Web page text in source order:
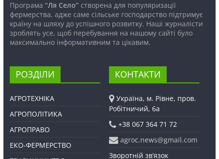
Програма “Ля Село”створена для популяризації
фермерства, адже саме сільське господарство підтримує
країну на шляху до успішного розвитку. Наші журналісти
зроблять усе, щоб перебування на нашому сайті було
максимально інформативним та цікавим.
РОЗДІЛИ
АГРОТЕХНІКА
АГРОПОЛІТИКА
АГРОПРАВО
ЕКО-ФЕРМЕРСТВО
КОНТАКТИ
Україна, м. Рівне, пров.
Робітничий, 6а
+38 067 364 71 72
agroc.news@gmail.com
Зворотній зв’язок